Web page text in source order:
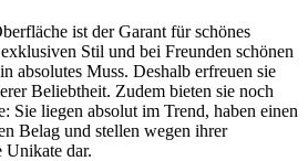
ist der Garant für schönes
Stil und bei Freunden schönen
absolutes Muss. Deshalb erfreuen sie
Beliebtheit. Zudem bieten sie noch
Sie liegen absolut im Trend, haben einen
Belag und stellen wegen ihrer
Unikate dar.